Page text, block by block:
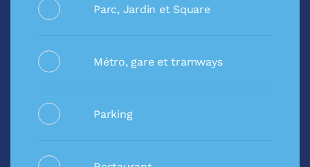
Parc, Jardin et Square
Métro, gare et tramways
Parking